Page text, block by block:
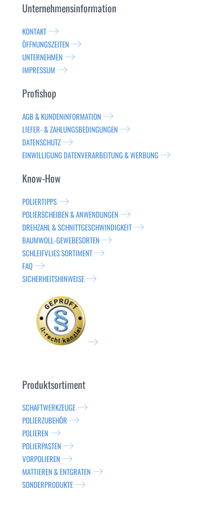
Unternehmensinformation
KONTAKT
ÖFFNUNGSZEITEN
UNTERNEHMEN
IMPRESSUM
Profishop
AGB & KUNDENINFORMATION
LIEFER- & ZAHLUNGSBEDINGUNGEN
DATENSCHUTZ
EINWILLIGUNG DATENVERARBEITUNG & WERBUNG
Know-How
POLIERTIPPS
POLIERSCHEIBEN & ANWENDUNGEN
DREHZAHL & SCHNITTGESCHWINDIGKEIT
BAUMWOLL-GEWEBESORTEN
SCHLEIFVLIES SORTIMENT
FAQ
SICHERHEITSHINWEISE
Produktsortiment
SCHAFTWERKZEUGE
POLIERZUBEHÖR
POLIEREN
POLIERPASTEN
VORPOLIEREN
MATTIEREN & ENTGRATEN
SONDERPRODUKTE